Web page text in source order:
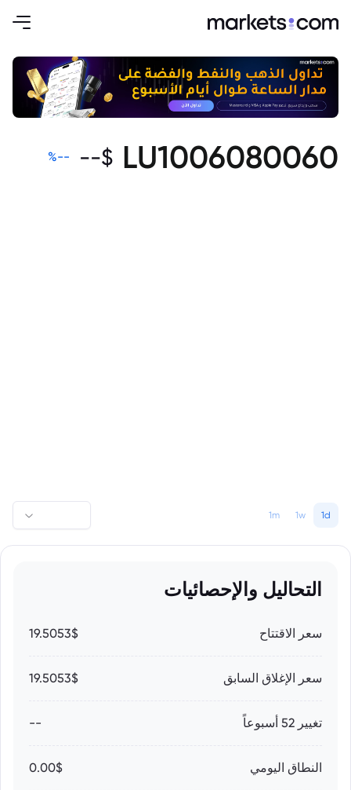
LU1006080060
$
--
--
%
1d
1w
1m
التحاليل والإحصائيات
سعر الاقتتاح 19.5053$
سعر الإغلاق السابق 19.5053$
تغيير 52 أسبوعاً --
النطاق اليومي 0.00$